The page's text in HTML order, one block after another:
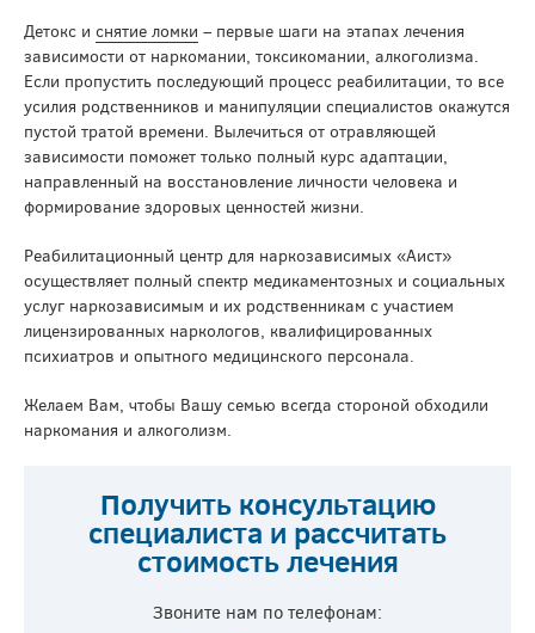
Детокс и снятие ломки – первые шаги на этапах лечения
зависимости от наркомании, токсикомании, алкоголизма.
Если пропустить последующий процесс реабилитации, то все
усилия родственников и манипуляции специалистов окажутся
пустой тратой времени. Вылечиться от отравляющей
зависимости поможет только полный курс адаптации,
направленный на восстановление личности человека и
формирование здоровых ценностей жизни.
Реабилитационный центр для наркозависимых «Аист»
осуществляет полный спектр медикаментозных и социальных
услуг наркозависимым и их родственникам с участием
лицензированных наркологов, квалифицированных
психиатров и опытного медицинского персонала.
Желаем Вам, чтобы Вашу семью всегда стороной обходили
наркомания и алкоголизм.
Получить консультацию
специалиста и рассчитать
стоимость лечения
Звоните нам по телефонам: